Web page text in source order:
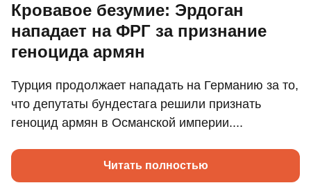
Кровавое безумие: Эрдоган
нападает на ФРГ за признание
геноцида армян
Турция продолжает нападать на Германию за то,
что депутаты бундестага решили признать
геноцид армян в Османской империи....
Читать полностью